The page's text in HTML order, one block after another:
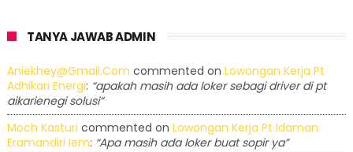
TANYA JAWAB ADMIN
Aniekhey@gmail.com commented on Lowongan Kerja Pt
Adhikari Energi: “apakah masih ada loker sebagi driver di pt
aikarienegi solusi”
Moch Kasturi commented on Lowongan Kerja Pt Idaman
Eramandiri Iem: “Apa masih ada loker buat sopir ya”